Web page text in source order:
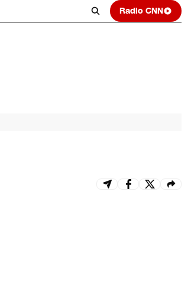
Radio CNN